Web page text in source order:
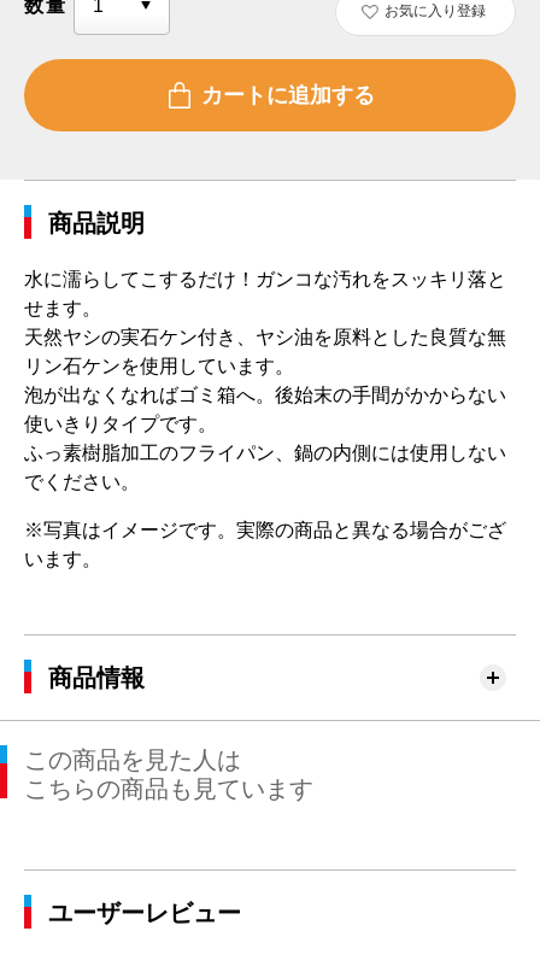
数量 お気に入り登録
商品説明
水に濡らしてこするだけ！ガンコな汚れをスッキリ落と
せます。
天然ヤシの実石ケン付き、ヤシ油を原料とした良質な無
リン石ケンを使用しています。
泡が出なくなればゴミ箱へ。後始末の手間がかからない
使いきりタイプです。
ふっ素樹脂加工のフライパン、鍋の内側には使用しない
でください。
※写真はイメージです。実際の商品と異なる場合がござ
います。
商品情報
この商品を見た人は
こちらの商品も見ています
ユーザーレビュー